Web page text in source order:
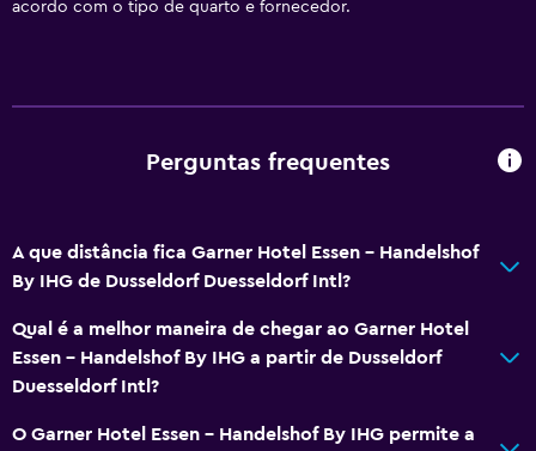
acordo com o tipo de quarto e fornecedor.
Perguntas frequentes
A que distância fica Garner Hotel Essen - Handelshof
By IHG de Dusseldorf Duesseldorf Intl?
Qual é a melhor maneira de chegar ao Garner Hotel
Essen - Handelshof By IHG a partir de Dusseldorf
Duesseldorf Intl?
O Garner Hotel Essen - Handelshof By IHG permite a